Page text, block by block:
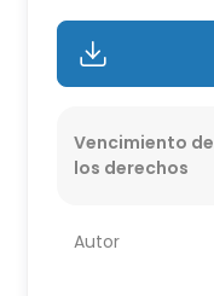
Vencimiento de
los derechos
Autor